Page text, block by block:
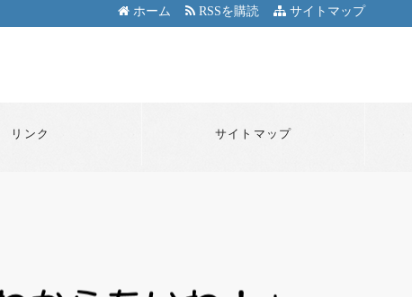
サイトマップ
RSSを購読
ホーム
リンク サイトマップ